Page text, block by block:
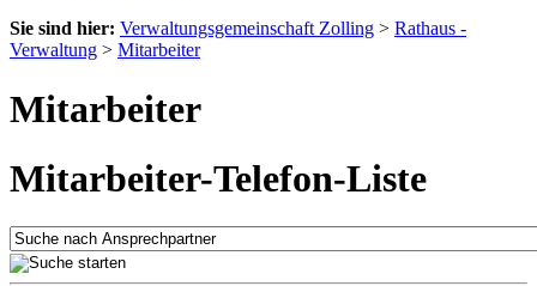
Sie sind hier: Verwaltungsgemeinschaft Zolling > Rathaus -
Verwaltung > Mitarbeiter
Mitarbeiter
Mitarbeiter-Telefon-Liste